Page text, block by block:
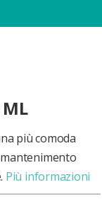
ML
più comoda
Più informazioni